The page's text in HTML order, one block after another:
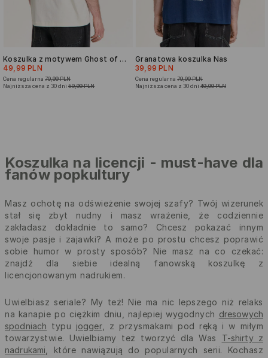
Koszulka z motywem Ghost of Tsushima
49,99 PLN
Cena regularna 79,99 PLN
Najniższa cena z 30 dni 59,99 PLN
Granatowa koszulka Nas
39,99 PLN
Cena regularna 79,99 PLN
Najniższa cena z 30 dni 49,99 PLN
Koszulka na licencji - must-have dla
fanów popkultury
Masz ochotę na odświeżenie swojej szafy? Twój wizerunek
stał się zbyt nudny i masz wrażenie, że codziennie
zakładasz dokładnie to samo? Chcesz pokazać innym
swoje pasje i zajawki? A może po prostu chcesz poprawić
sobie humor w prosty sposób? Nie masz na co czekać:
znajdź dla siebie idealną fanowską koszulkę z
licencjonowanym nadrukiem.
Uwielbiasz seriale? My też! Nie ma nic lepszego niż relaks
na kanapie po ciężkim dniu, najlepiej wygodnych dresowych
spodniach typu jogger, z przysmakami pod ręką i w miłym
towarzystwie. Uwielbiamy też tworzyć dla Was T-shirty z
nadrukami , które nawiązują do popularnych serii. Kochasz